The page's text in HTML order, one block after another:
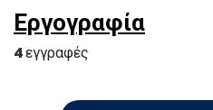
Εργογραφία
4εγγραφές